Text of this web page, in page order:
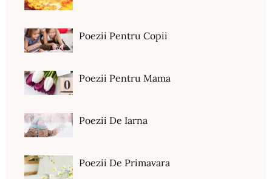
Poezii Pentru Copii
Poezii Pentru Mama
Poezii De Iarna
Poezii De Primavara